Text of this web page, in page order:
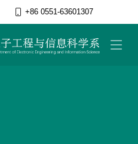
+86 0551-63601307